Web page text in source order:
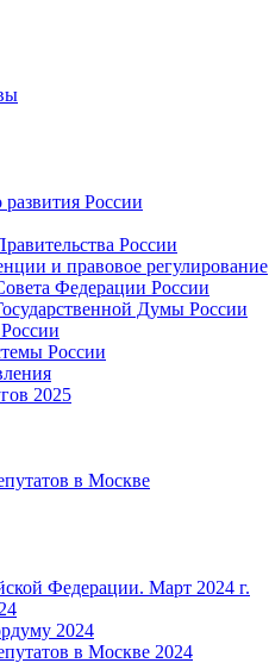
России
России
и правовое регулирование
Федерации России
Думы России
России
2025
в Москве
Федерации. Март 2024 г.
2024
в Москве 2024